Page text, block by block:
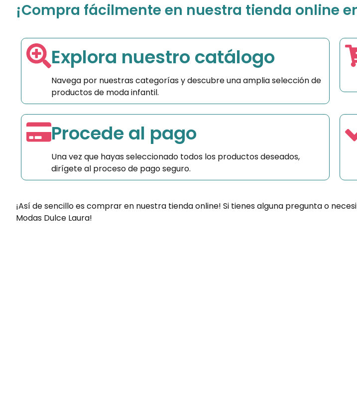
¡Compra fácilmente en nuestra tienda online
Explora nuestro catálogo
Navega por nuestras categorías y descubre una amplia selección de
productos de moda infantil.
Procede al pago
Una vez que hayas seleccionado todos los productos deseados,
dirígete al proceso de pago seguro.
¡Así de sencillo es comprar en nuestra tienda online! Si tienes alguna pregunta o
Modas Dulce Laura!